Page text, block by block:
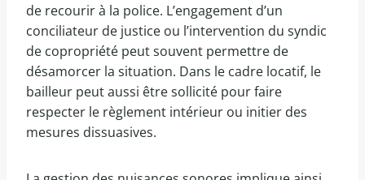
de recourir à la police. L’engagement d’un
conciliateur de justice ou l’intervention du syndic
de copropriété peut souvent permettre de
désamorcer la situation. Dans le cadre locatif, le
bailleur peut aussi être sollicité pour faire
respecter le règlement intérieur ou initier des
mesures dissuasives.